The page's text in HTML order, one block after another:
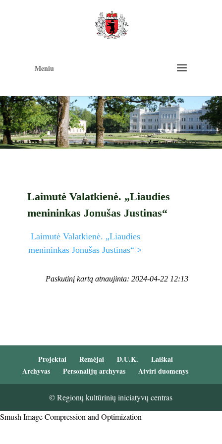
Meniu
Laimutė Valatkienė. „Liaudies
menininkas Jonušas Justinas“
Laimutė Valatkienė. „Liaudies
menininkas Jonušas Justinas“ >
Paskutinį kartą atnaujinta: 2024-04-22 12:13
Projektai Remėjai D.U.K.
Laiškai
Archyvas
Personalijų archyvas Atviri duomenys
© Regionų kultūrinių iniciatyvų centras
Smush Image Compression and Optimization